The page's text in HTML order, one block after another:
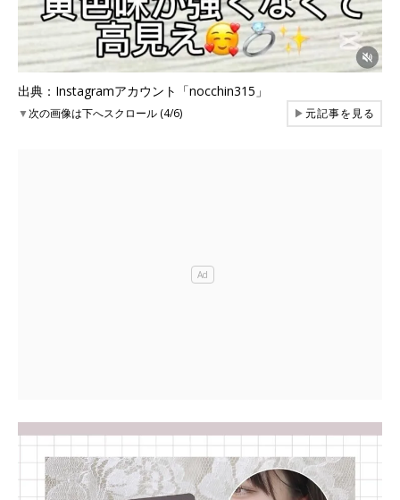
出典：Instagramアカウント「nocchin315」
▼次の画像は下へスクロール (4/6) ▶元記事を見る